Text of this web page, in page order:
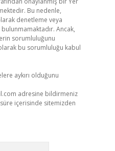
Bu nedenle,
denetleme veya
Ancak,
sorumluluğunu
bu sorumluluğu kabul
aykırı olduğunu
adresine bildirmeniz
içerisinde sitemizden